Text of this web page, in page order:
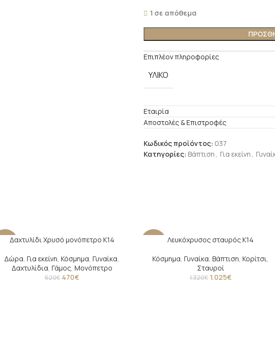
1 σε απόθεμα
Επιπλέον πληροφορίες
ΥΛΙΚΟ
Εταιρία
Αποστολές & Επιστροφές
Κωδικός προϊόντος: 037
Κατηγορίες: Βάπτιση , Για εκείνη ,
-24%Δαχτυλίδι Χρυσό μονόπετρο Κ14
Δώρα,Για εκείνη,Κόσμημα,Γυναίκα,
Δαχτυλίδια, Γάμος, Μονόπετρο
620€ 470€
Λευκόχρυσος σταυρός Κ14
Κόσμημα,Γυναίκα,Βάπτιση,Κορίτσι,
Σταυροί
1.320€ 1.025€